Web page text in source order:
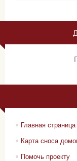
Главная страница
Карта сноса
Помочь проекту